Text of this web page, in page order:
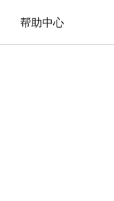
帮助中心